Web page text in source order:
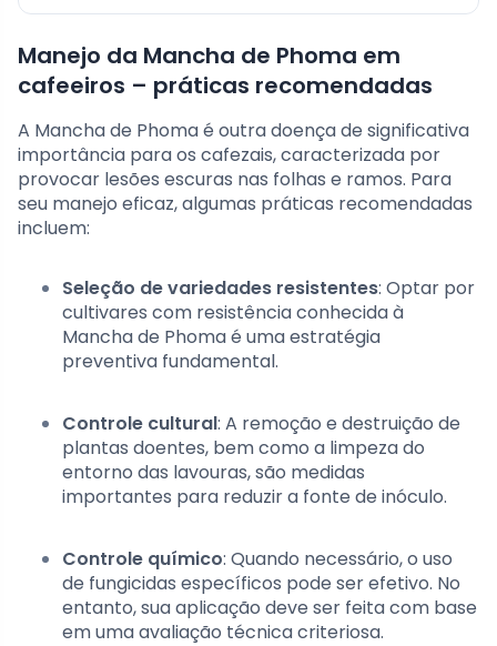
Manejo da Mancha de Phoma em
cafeeiros – práticas recomendadas
A Mancha de Phoma é outra doença de significativa
importância para os cafezais, caracterizada por
provocar lesões escuras nas folhas e ramos. Para
seu manejo eficaz, algumas práticas recomendadas
incluem:
Seleção de variedades resistentes: Optar por
cultivares com resistência conhecida à
Mancha de Phoma é uma estratégia
preventiva fundamental.
Controle cultural: A remoção e destruição de
plantas doentes, bem como a limpeza do
entorno das lavouras, são medidas
importantes para reduzir a fonte de inóculo.
Controle químico: Quando necessário, o uso
de fungicidas específicos pode ser efetivo. No
entanto, sua aplicação deve ser feita com base
em uma avaliação técnica criteriosa.